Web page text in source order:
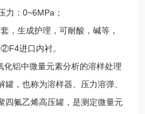
：0~6MPa；
，生成护理，可耐酸，碱等，
进口内衬。
铝中微量元素分析的溶样处理
，也称为溶样器、压力溶弹、
四氟乙烯高压罐，是测定微量元